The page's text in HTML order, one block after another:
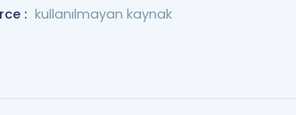
: kullanılmayan kaynak